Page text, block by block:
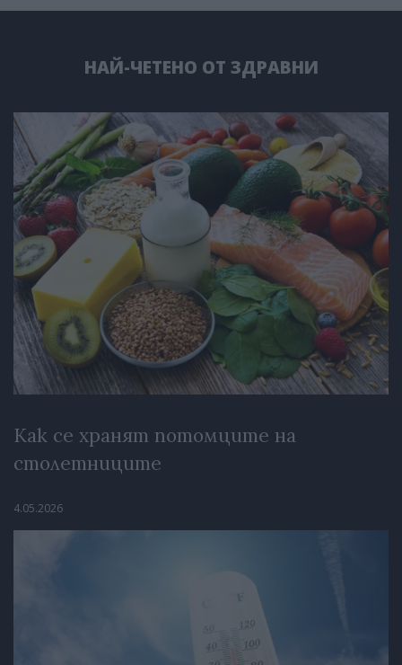
НАЙ-ЧЕТЕНО ОТ ЗДРАВНИ
Как се хранят потомците на
столетниците
4.05.2026